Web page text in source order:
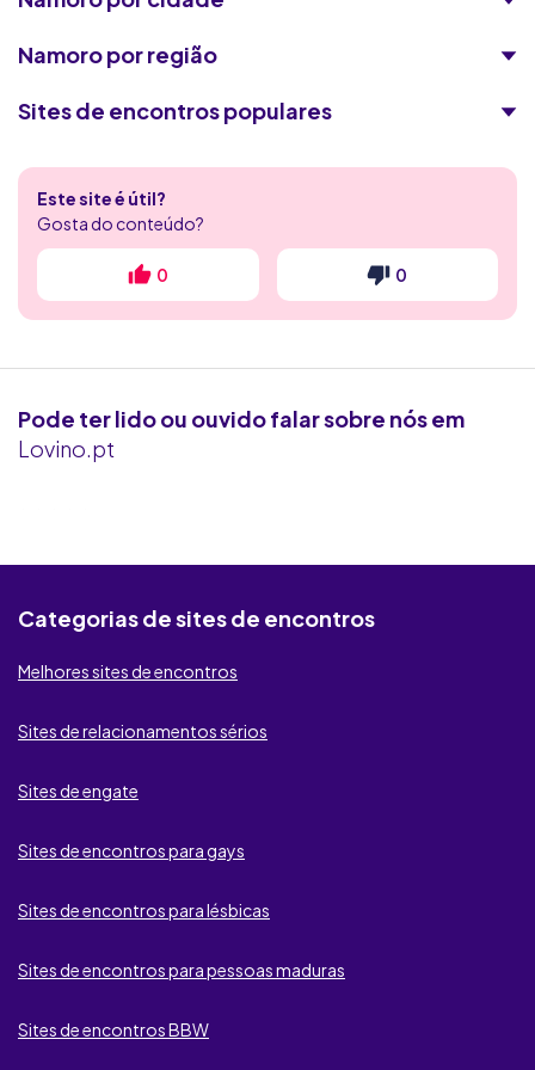
Namoro por região
Sites de encontros populares
Encontros Quentes
Flerte Discreto
RadarDeRaparigas
Flirt.com
Second Love
My Ukrainian Girls
be2
SugarDaters
Este site é útil?
Gosta do conteúdo?
0 0
Pode ter lido ou ouvido falar sobre nós em
Lovino.pt
Categorias de sites de encontros
Melhores sites de encontros
Sites de relacionamentos sérios
Sites de engate
Sites de encontros para gays
Sites de encontros para lésbicas
Sites de encontros para pessoas maduras
Sites de encontros BBW